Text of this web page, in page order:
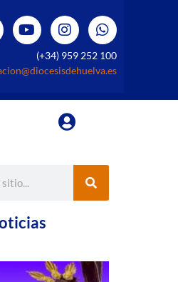
(+34) 959 252 100